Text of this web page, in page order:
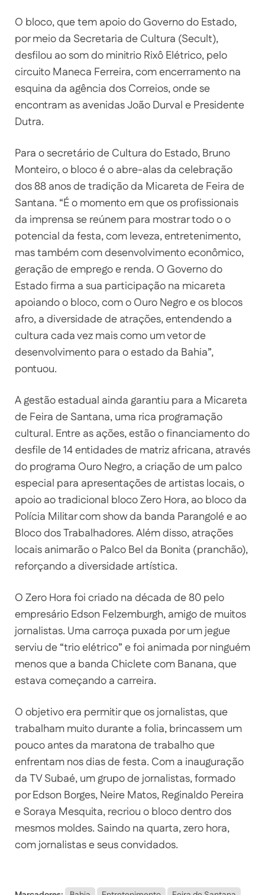
O bloco, que tem apoio do Governo do Estado,
por meio da Secretaria de Cultura (Secult),
desfilou ao som do minitrio Rixô Elétrico, pelo
circuito Maneca Ferreira, com encerramento na
esquina da agência dos Correios, onde se
encontram as avenidas João Durval e Presidente
Dutra.
Para o secretário de Cultura do Estado, Bruno
Monteiro, o bloco é o abre-alas da celebração
dos 88 anos de tradição da Micareta de Feira de
Santana. “É o momento em que os profissionais
da imprensa se reúnem para mostrar todo o o
potencial da festa, com leveza, entretenimento,
mas também com desenvolvimento econômico,
geração de emprego e renda. O Governo do
Estado firma a sua participação na micareta
apoiando o bloco, com o Ouro Negro e os blocos
afro, a diversidade de atrações, entendendo a
cultura cada vez mais como um vetor de
desenvolvimento para o estado da Bahia”,
pontuou.
A gestão estadual ainda garantiu para a Micareta
de Feira de Santana, uma rica programação
cultural. Entre as ações, estão o financiamento do
desfile de 14 entidades de matriz africana, através
do programa Ouro Negro, a criação de um palco
especial para apresentações de artistas locais, o
apoio ao tradicional bloco Zero Hora, ao bloco da
Polícia Militar com show da banda Parangolé e ao
Bloco dos Trabalhadores. Além disso, atrações
locais animarão o Palco Bel da Bonita (pranchão),
reforçando a diversidade artística.
O Zero Hora foi criado na década de 80 pelo
empresário Edson Felzemburgh, amigo de muitos
jornalistas. Uma carroça puxada por um jegue
serviu de “trio elétrico” e foi animada por ninguém
menos que a banda Chiclete com Banana, que
estava começando a carreira.
O objetivo era permitir que os jornalistas, que
trabalham muito durante a folia, brincassem um
pouco antes da maratona de trabalho que
enfrentam nos dias de festa. Com a inauguração
da TV Subaé, um grupo de jornalistas, formado
por Edson Borges, Neire Matos, Reginaldo Pereira
e Soraya Mesquita, recriou o bloco dentro dos
mesmos moldes. Saindo na quarta, zero hora,
com jornalistas e seus convidados.